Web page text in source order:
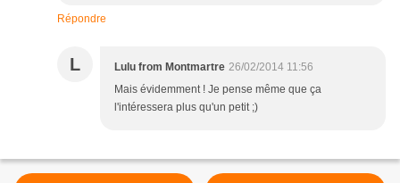
Répondre
L Lulu from Montmartre 26/02/2014 11:56
Mais évidemment ! Je pense même que ça
l'intéressera plus qu'un petit ;)